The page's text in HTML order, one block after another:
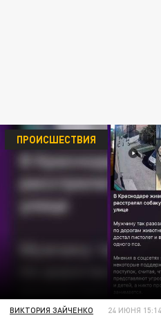
ПРОИСШЕСТВИЯ
ВИКТОРИЯ ЗАЙЧЕНКО 24 ИЮНЯ 15:14